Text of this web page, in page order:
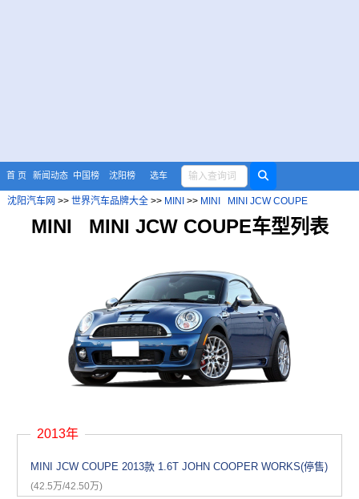
首 页 新闻动态 中国榜 沈阳榜 选车
沈阳汽车网 >> 世界汽车品牌大全>> MINI >> MINI MINI JCW COUPE
MINI MINI JCW COUPE车型列表
2013年
MINI JCW COUPE 2013款 1.6T JOHN COOPER WORKS(停售)
(42.5万/42.50万)